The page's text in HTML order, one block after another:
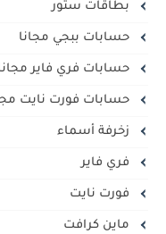
بطاقات ستور
حسابات ببجي مجانا
حسابات فري فاير مجانا
حسابات فورت نايت مجانا
زخرفة أسماء
فري فاير
فورت نايت
ماين كرافت